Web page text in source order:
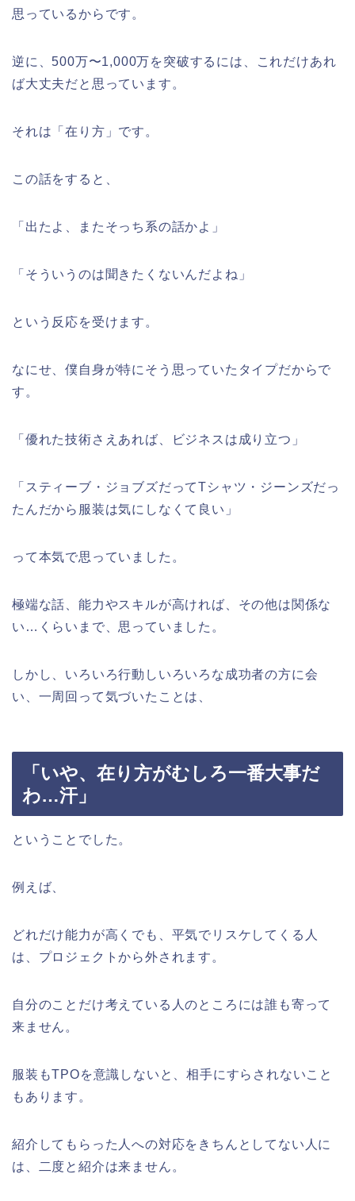
思っているからです。
逆に、500万〜1,000万を突破するには、これだけあれ
ば大丈夫だと思っています。
それは「在り方」です。
この話をすると、
「出たよ、またそっち系の話かよ」
「そういうのは聞きたくないんだよね」
という反応を受けます。
なにせ、僕自身が特にそう思っていたタイプだからで
す。
「優れた技術さえあれば、ビジネスは成り立つ」
「スティーブ・ジョブズだってTシャツ・ジーンズだっ
たんだから服装は気にしなくて良い」
って本気で思っていました。
極端な話、能力やスキルが高ければ、その他は関係な
い…くらいまで、思っていました。
しかし、いろいろ行動しいろいろな成功者の方に会
い、一周回って気づいたことは、
「いや、在り方がむしろ一番大事だ
わ…汗」
ということでした。
例えば、
どれだけ能力が高くでも、平気でリスケしてくる人
は、プロジェクトから外されます。
自分のことだけ考えている人のところには誰も寄って
来ません。
服装もTPOを意識しないと、相手にすらされないこと
もあります。
紹介してもらった人への対応をきちんとしてない人に
は、二度と紹介は来ません。